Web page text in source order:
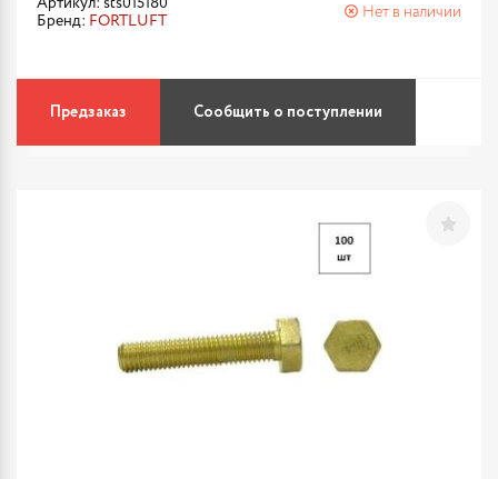
Артикул: sts015180
Бренд: FORTLUFT
Нет в наличии
Предзаказ Сообщить о поступлении